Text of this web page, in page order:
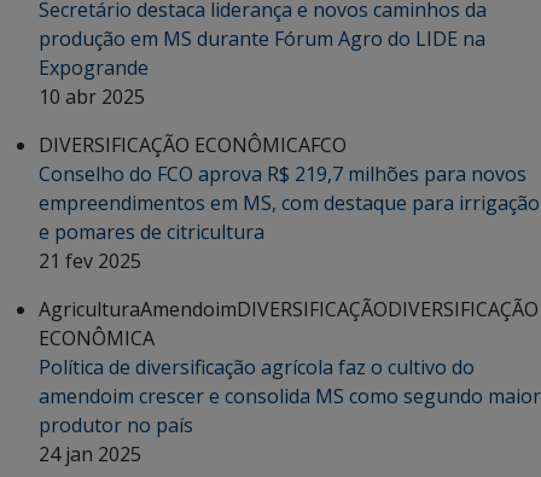
Secretário destaca liderança e novos caminhos da
produção em MS durante Fórum Agro do LIDE na
Expogrande
10 abr 2025
DIVERSIFICAÇÃO ECONÔMICAFCO
Conselho do FCO aprova R$ 219,7 milhões para novos
empreendimentos em MS, com destaque para irrigação
e pomares de citricultura
21 fev 2025
AgriculturaAmendoimDIVERSIFICAÇÃODIVERSIFICAÇÃO
ECONÔMICA
Política de diversificação agrícola faz o cultivo do
amendoim crescer e consolida MS como segundo maior
produtor no país
24 jan 2025